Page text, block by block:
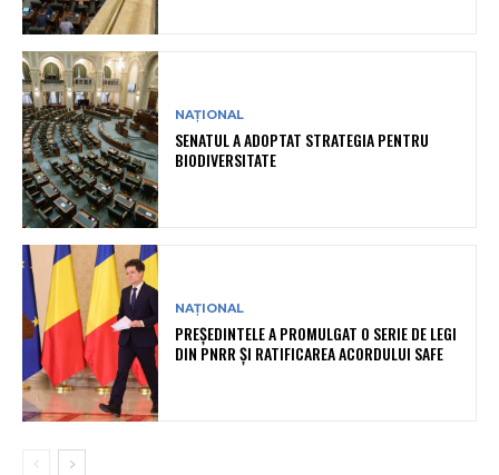
NAȚIONAL
SENATUL A ADOPTAT STRATEGIA PENTRU
BIODIVERSITATE
NAȚIONAL
PREȘEDINTELE A PROMULGAT O SERIE DE LEGI
DIN PNRR ȘI RATIFICAREA ACORDULUI SAFE